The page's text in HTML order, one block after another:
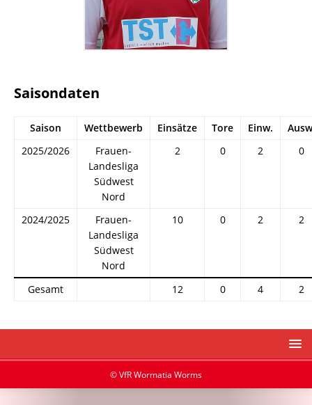
Saisondaten
Saison Wettbewerb Einsätze Tore Einw.
2025/2026
Frauen-
Landesliga
Südwest
Nord
2 0 2 0
2024/2025
Frauen-
Landesliga
Südwest
Nord
10 0 2 2
Gesamt 12 0 4 2
© VfR Wormatia Worms